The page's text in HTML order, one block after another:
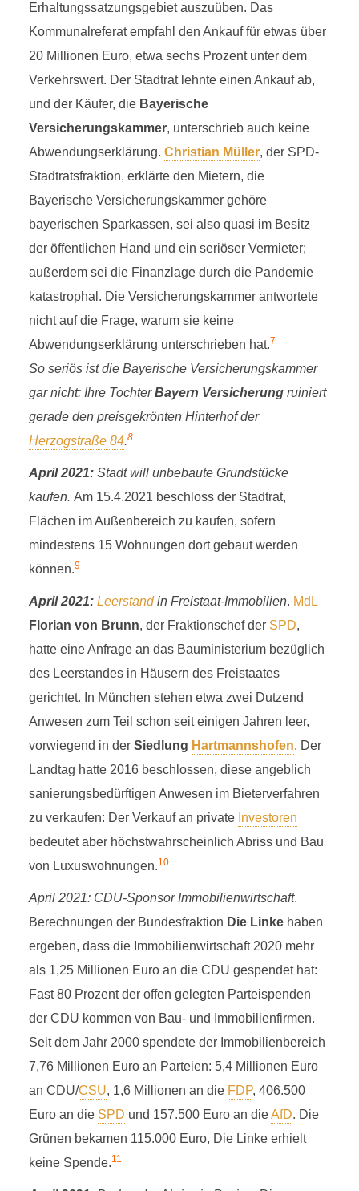
Erhaltungssatzungsgebiet auszuüben. Das
Kommunalreferat empfahl den Ankauf für etwas über
20 Millionen Euro, etwa sechs Prozent unter dem
Verkehrswert. Der Stadtrat lehnte einen Ankauf ab,
und der Käufer, die Bayerische
Versicherungskammer, unterschrieb auch keine
Abwendungserklärung. Christian Müller, der SPD-
Stadtratsfraktion, erklärte den Mietern, die
Bayerische Versicherungskammer gehöre
bayerischen Sparkassen, sei also quasi im Besitz
der öffentlichen Hand und ein seriöser Vermieter;
außerdem sei die Finanzlage durch die Pandemie
katastrophal. Die Versicherungskammer antwortete
nicht auf die Frage, warum sie keine
Abwendungserklärung unterschrieben hat.7
So seriös ist die Bayerische Versicherungskammer
gar nicht: Ihre TochterBayern Versicherungruiniert
gerade den preisgekrönten Hinterhof der
Herzogstraße 84.8
April 2021:Stadt will unbebaute Grundstücke
kaufen. Am 15.4.2021 beschloss der Stadtrat,
Flächen im Außenbereich zu kaufen, sofern
mindestens 15 Wohnungen dort gebaut werden
können.9
April 2021: Leerstandin Freistaat-Immobilien. MdL
Florian von Brunn, der Fraktionschef der SPD,
hatte eine Anfrage an das Bauministerium bezüglich
des Leerstandes in Häusern des Freistaates
gerichtet. In München stehen etwa zwei Dutzend
Anwesen zum Teil schon seit einigen Jahren leer,
vorwiegend in der Siedlung Hartmannshofen. Der
Landtag hatte 2016 beschlossen, diese angeblich
sanierungsbedürftigen Anwesen im Bieterverfahren
zu verkaufen: Der Verkauf an private Investoren
bedeutet aber höchstwahrscheinlich Abriss und Bau
von Luxuswohnungen.10
April 2021: CDU-Sponsor Immobilienwirtschaft.
Berechnungen der Bundesfraktion Die Linkehaben
ergeben, dass die Immobilienwirtschaft 2020 mehr
als 1,25 Millionen Euro an die CDU gespendet hat:
Fast 80 Prozent der offen gelegten Parteispenden
der CDU kommen von Bau- und Immobilienfirmen.
Seit dem Jahr 2000 spendete der Immobilienbereich
7,76 Millionen Euro an Parteien: 5,4 Millionen Euro
an CDU/CSU, 1,6 Millionen an die FDP, 406.500
Euro an die SPD und 157.500 Euro an dieAfD. Die
Grünen bekamen 115.000 Euro, Die Linke erhielt
keine Spende.11